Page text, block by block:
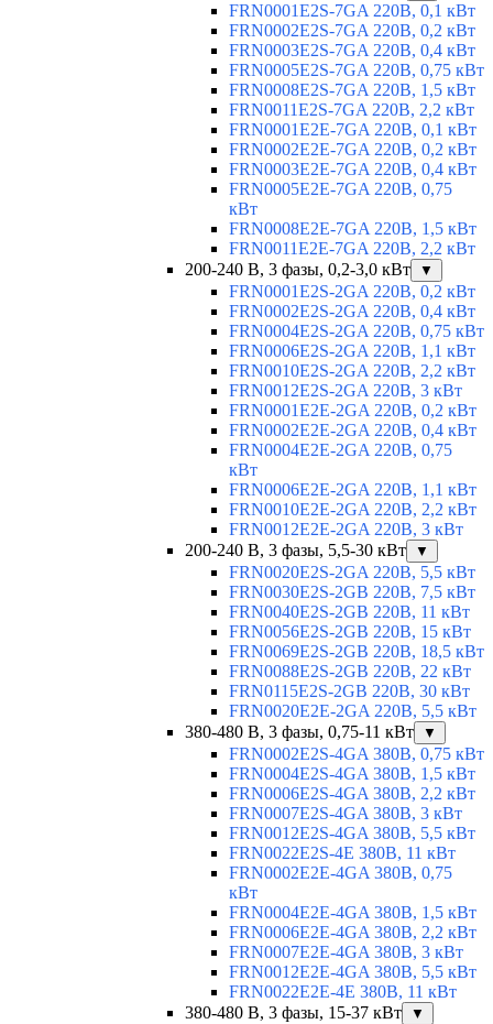
FRN0001E2S-7GA 220В, 0,1 кВт
FRN0002E2S-7GA 220В, 0,2 кВт
FRN0003E2S-7GA 220В, 0,4 кВт
FRN0005E2S-7GA 220В, 0,75 кВт
FRN0008E2S-7GA 220В, 1,5 кВт
FRN0011E2S-7GA 220В, 2,2 кВт
FRN0001E2E-7GA 220В, 0,1 кВт
FRN0002E2E-7GA 220В, 0,2 кВт
FRN0003E2E-7GA 220В, 0,4 кВт
FRN0005E2E-7GA 220В, 0,75
кВт
FRN0008E2E-7GA 220В, 1,5 кВт
FRN0011E2E-7GA 220В, 2,2 кВт
200-240 В, 3 фазы, 0,2-3,0 кВт
▼
FRN0001E2S-2GA 220В, 0,2 кВт
FRN0002E2S-2GA 220В, 0,4 кВт
FRN0004E2S-2GA 220В, 0,75 кВт
FRN0006E2S-2GA 220В, 1,1 кВт
FRN0010E2S-2GA 220В, 2,2 кВт
FRN0012E2S-2GA 220В, 3 кВт
FRN0001E2E-2GA 220В, 0,2 кВт
FRN0002E2E-2GA 220В, 0,4 кВт
FRN0004E2E-2GA 220В, 0,75
кВт
FRN0006E2E-2GA 220В, 1,1 кВт
FRN0010E2E-2GA 220В, 2,2 кВт
FRN0012E2E-2GA 220В, 3 кВт
200-240 В, 3 фазы, 5,5-30 кВт
▼
FRN0020E2S-2GA 220В, 5,5 кВт
FRN0030E2S-2GB 220В, 7,5 кВт
FRN0040E2S-2GB 220В, 11 кВт
FRN0056E2S-2GB 220В, 15 кВт
FRN0069E2S-2GB 220В, 18,5 кВт
FRN0088E2S-2GB 220В, 22 кВт
FRN0115E2S-2GB 220В, 30 кВт
FRN0020E2E-2GA 220В, 5,5 кВт
380-480 В, 3 фазы, 0,75-11 кВт
▼
FRN0002E2S-4GA 380В, 0,75 кВт
FRN0004E2S-4GA 380В, 1,5 кВт
FRN0006E2S-4GA 380В, 2,2 кВт
FRN0007E2S-4GA 380В, 3 кВт
FRN0012E2S-4GA 380В, 5,5 кВт
FRN0022E2S-4E 380В, 11 кВт
FRN0002E2E-4GA 380В, 0,75
кВт
FRN0004E2E-4GA 380В, 1,5 кВт
FRN0006E2E-4GA 380В, 2,2 кВт
FRN0007E2E-4GA 380В, 3 кВт
FRN0012E2E-4GA 380В, 5,5 кВт
FRN0022E2E-4E 380В, 11 кВт
380-480 В, 3 фазы, 15-37 кВт
▼